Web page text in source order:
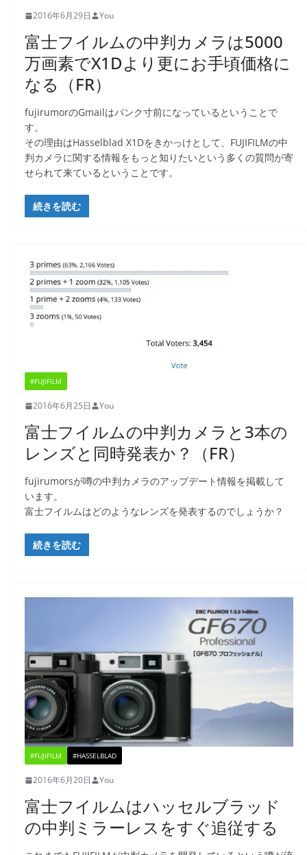
2016年6月29日 You
富士フイルムの中判カメラは5000
万画素でX1Dより更にお手頃価格に
なる（FR）
fujirumorのGmailはパンク寸前になっているということで
す。
その理由はHasselblad X1Dをきかっけとして、FUJIFILMの中
判カメラに関する情報をもっと知りたいという多くの質問が寄
せられて来ているということです。
続きを読む
#FUJIFILM
2016年6月25日 You
富士フイルムの中判カメラと3本の
レンズと同時発表か？（FR）
fujirumorsが噂の中判カメラのアップデート情報を掲載して
います。
富士フイルムはどのようなレンズを発表するのでしょうか？
続きを読む
#FUJIFILM #HASSELBLAD
2016年6月20日 You
富士フイルムはハッセルブラッド
の中判ミラーレスをすぐ追従する